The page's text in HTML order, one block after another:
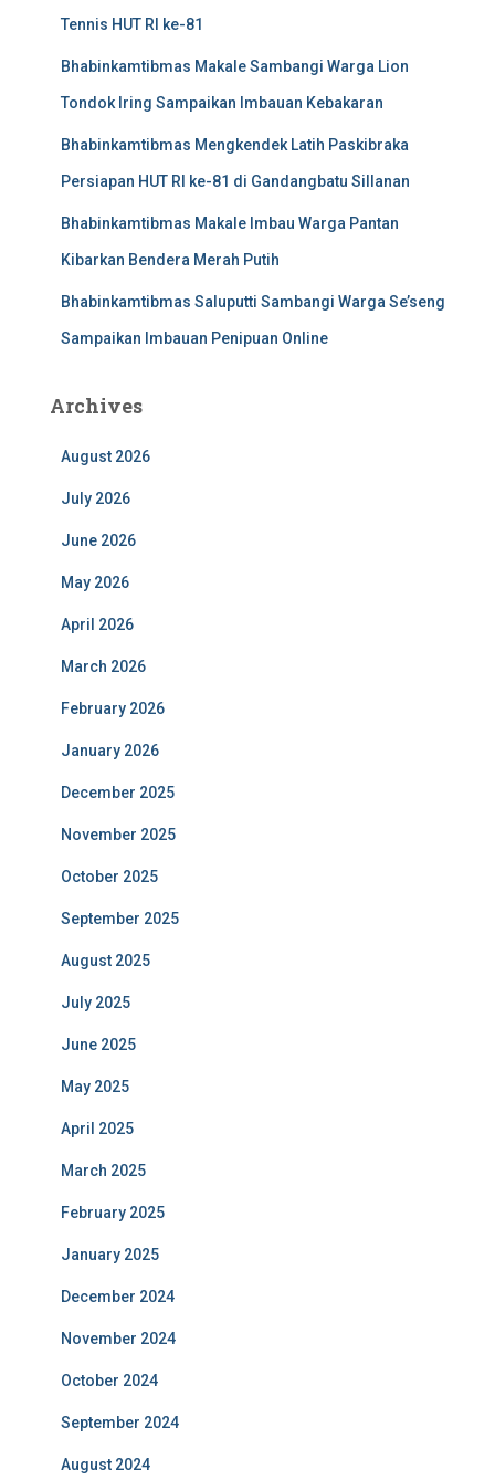
Tennis HUT RI ke-81
Bhabinkamtibmas Makale Sambangi Warga Lion
Tondok Iring Sampaikan Imbauan Kebakaran
Bhabinkamtibmas Mengkendek Latih Paskibraka
Persiapan HUT RI ke-81 di Gandangbatu Sillanan
Bhabinkamtibmas Makale Imbau Warga Pantan
Kibarkan Bendera Merah Putih
Bhabinkamtibmas Saluputti Sambangi Warga Se’seng
Sampaikan Imbauan Penipuan Online
Archives
August 2026
July 2026
June 2026
May 2026
April 2026
March 2026
February 2026
January 2026
December 2025
November 2025
October 2025
September 2025
August 2025
July 2025
June 2025
May 2025
April 2025
March 2025
February 2025
January 2025
December 2024
November 2024
October 2024
September 2024
August 2024